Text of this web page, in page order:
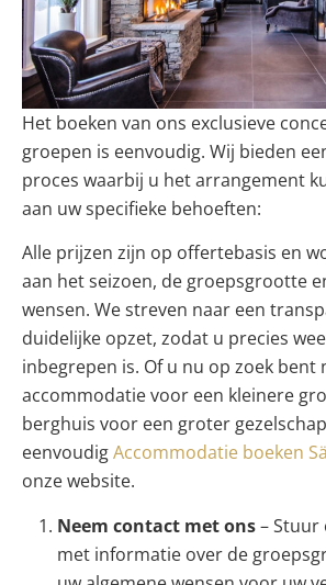
Het boeken van ons exclusieve
groepen is eenvoudig. Wij bieden
proces waarbij u het arrangement
aan uw specifieke behoeften:
Alle prijzen zijn op offertebasis en
aan het seizoen, de groepsgrootte
wensen. We streven naar een
duidelijke opzet, zodat u precies
inbegrepen is. Of u nu op zoek bent
accommodatie voor een kleinere
berghuis voor een groter
eenvoudigAccommodatie boeken
onze website.
Neem contact met ons– Stuur
met informatie over de